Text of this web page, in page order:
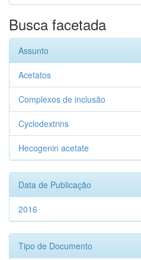
Busca facetada
Assunto
Acetatos
Complexos de inclusão
Cyclodextrins
Hecogenin acetate
Data de Publicação
2016
Tipo de Documento